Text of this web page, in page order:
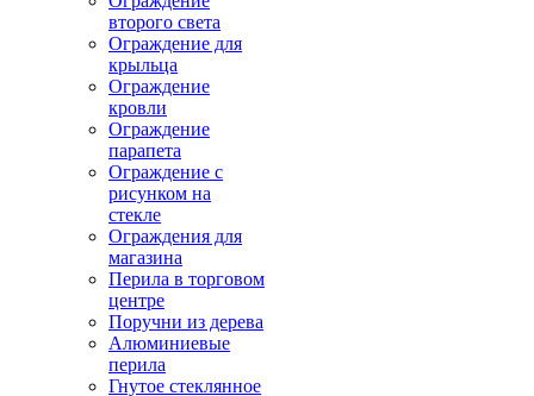
второго света
Ограждение для
крыльца
Ограждение
кровли
Ограждение
парапета
Ограждение с
рисунком на
стекле
Ограждения для
магазина
Перила в торговом
центре
Поручни из дерева
Алюминиевые
перила
Гнутое стеклянное